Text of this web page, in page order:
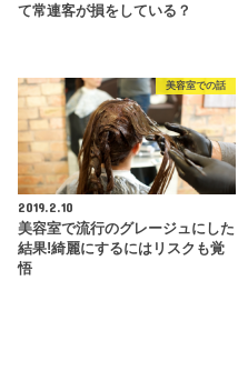
て常連客が損をしている？
美容室での話
2019.2.10
美容室で流行のグレージュにした
結果!綺麗にするにはリスクも覚
悟